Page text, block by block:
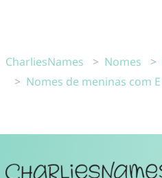
CharliesNames Nomes
Nomes de meninas com E